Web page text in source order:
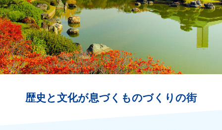
歴史と文化が息づくものづくりの街